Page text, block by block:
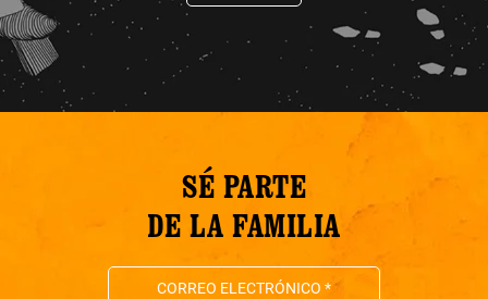
SÉ PARTE
DE LA FAMILIA